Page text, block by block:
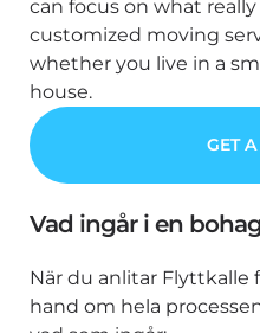
can focus on what
customized moving
whether you live in a
house.
GET
Vad ingår i en
När du anlitar Flyttkalle
hand om hela